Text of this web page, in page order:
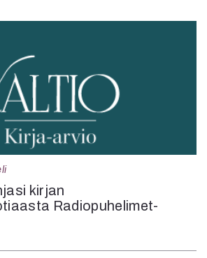
kirjan
Radiopuhelimet-